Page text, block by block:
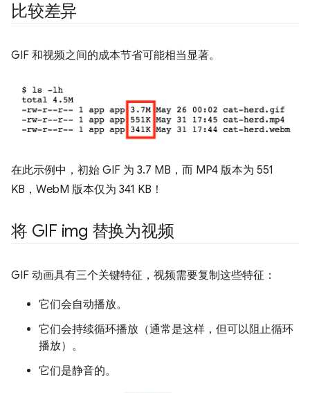
比较差异
GIF 和视频之间的成本节省可能相当显著。
在此示例中，初始 GIF 为 3.7 MB，而 MP4 版本为 551
KB，WebM 版本仅为 341 KB！
将 GIF img 替换为视频
GIF 动画具有三个关键特征，视频需要复制这些特征：
它们会自动播放。
它们会持续循环播放（通常是这样，但可以阻止循环
播放）。
它们是静音的。